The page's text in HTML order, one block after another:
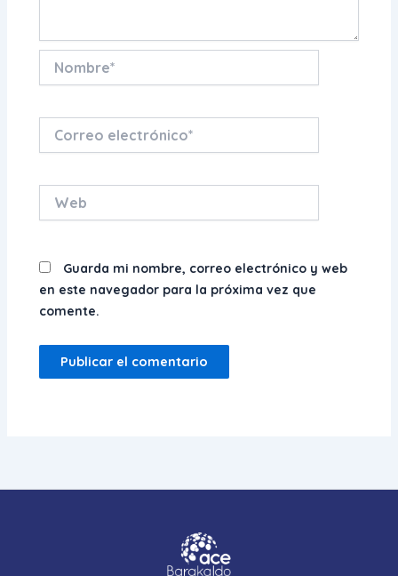
electrónico*
Guarda mi nombre, correo electrónico y web
en este navegador para la próxima vez que
comente.